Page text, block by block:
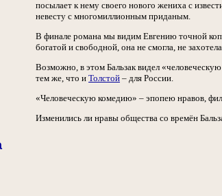
посылает к нему своего нового жениха с
невесту с многомиллионным приданым.
В финале романа мы видим Евгению точной
богатой и свободной, она не смогла, не
Возможно, в этом Бальзак видел
тем же, что и Толстой – для России.
«Человеческую комедию» – эпопею нравов,
Изменились ли нравы общества со времён